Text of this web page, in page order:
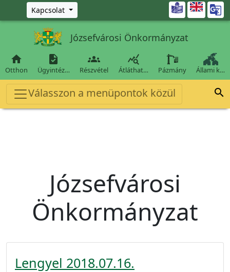
Ugrás a fő tartalomra
Kapcsolat 
Józsefvárosi Önkormányzat

Otthon

Ügyintéz…

Részvétel

Átláthat… Pázmány Állami k…
Válasszon a menüpontok közül 
Józsefvárosi
Önkormányzat
Lengyel 2018.07.16.